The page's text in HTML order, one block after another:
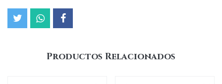
Productos Relacionados